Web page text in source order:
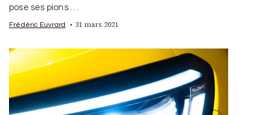
pose ses pions …
Frédéric Euvrard 31 mars 2021